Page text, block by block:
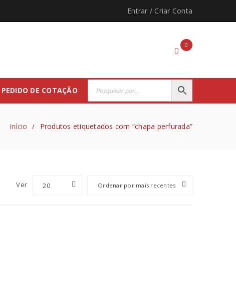
Entrar / Criar Conta
0
PEDIDO DE COTAÇÃO
Início / Produtos etiquetados com “chapa perfurada”
Ordenar por mais recentes
Ver 20